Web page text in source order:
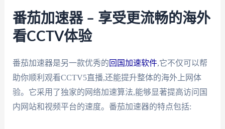
番茄加速器 – 享受更流畅的海外
看CCTV体验
番茄加速器是另一款优秀的回国加速软件,它不仅可以帮
助你顺利观看CCTV5直播,还能提升整体的海外上网体
验。它采用了独家的网络加速算法,能够显著提高访问国
内网站和视频平台的速度。番茄加速器的特点包括: